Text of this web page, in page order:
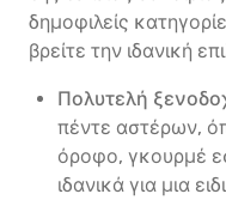
δημοφιλείς
βρείτε την ιδανική
Πολυτελή
πέντε αστέρων,
όροφο, γκουρμέ
ιδανικά για μια